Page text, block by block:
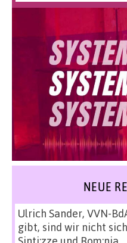
NEUE
Ulrich Sander, VVN-
gibt, sind wir nicht